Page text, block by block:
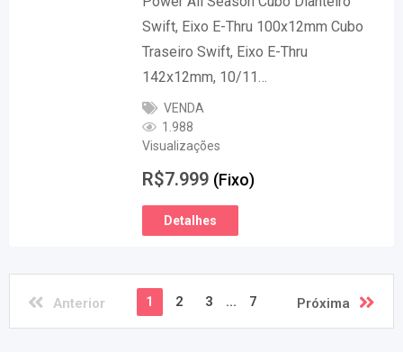
Swift, Eixo E-Thru 100x12mm Cubo
Traseiro Swift, Eixo E-Thru
142x12mm, 10/11…
VENDA
1.988
Visualizações
R$7.999 (Fixo)
Detalhes
Anterior 1 2 3 ... 7 Próxima